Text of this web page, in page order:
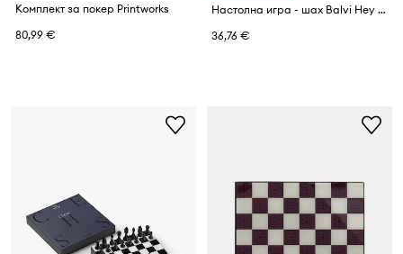
Комплект за покер Printworks
80,99 €
Настолна игра - шах Balvi Hey Chess
36,76 €